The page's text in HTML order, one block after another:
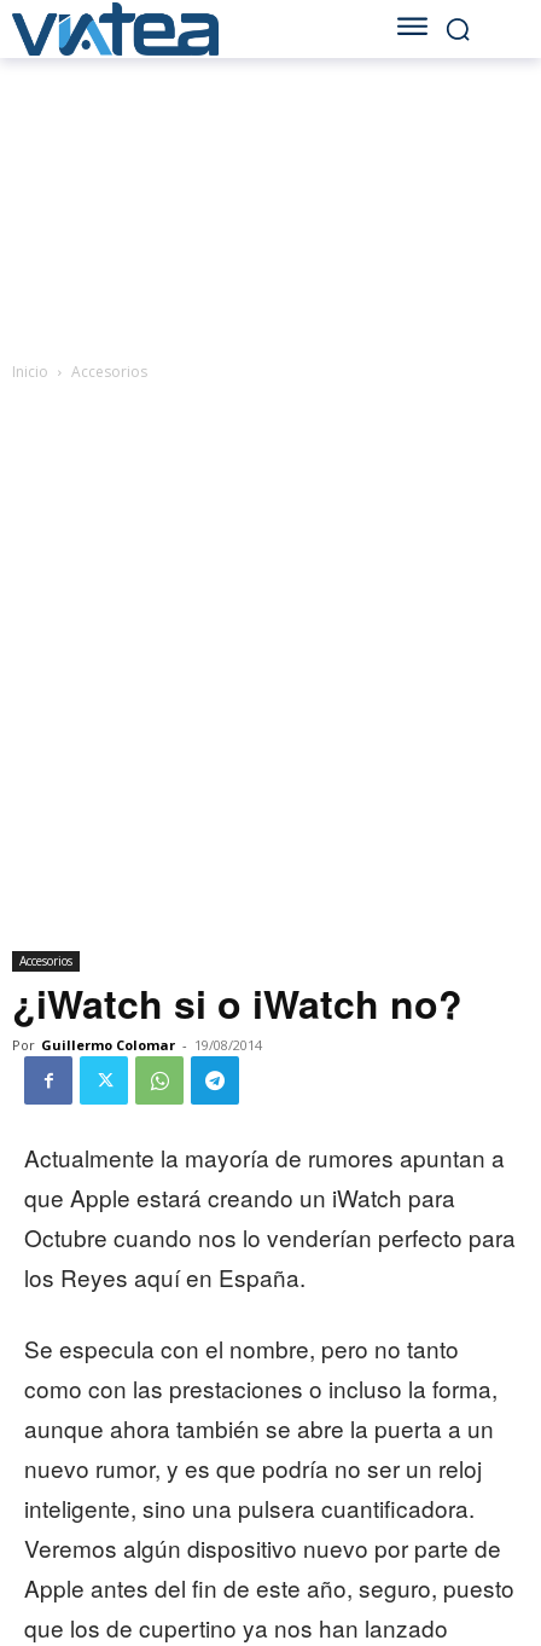
Inicio Accesorios
Accesorios
¿iWatch si o iWatch no?
Por Guillermo Colomar - 19/08/2014
Actualmente la mayoría de rumores apuntan a
que Apple estará creando un iWatch para
Octubre cuando nos lo venderían perfecto para
los Reyes aquí en España.
Se especula con el nombre, pero no tanto
como con las prestaciones o incluso la forma,
aunque ahora también se abre la puerta a un
nuevo rumor, y es que podría no ser un reloj
inteligente, sino una pulsera cuantificadora.
Veremos algún dispositivo nuevo por parte de
Apple antes del fin de este año, seguro, puesto
que los de cupertino ya nos han lanzado